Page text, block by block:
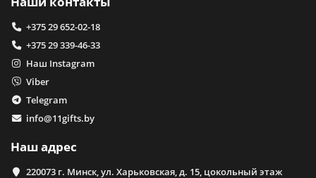
+375 29 652-02-18
+375 29 339-46-33
Наш Instagram
Viber
Telegram
info@11gifts.by
Наш адрес
220073 г. Минск, ул. Харьковская, д. 15, цокольный этаж